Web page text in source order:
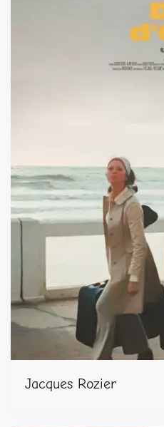
Jacques Rozier